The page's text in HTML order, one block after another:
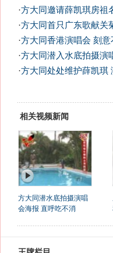
·方大同邀请薛凯琪房祖
·方大同首只广东歌献关
·方大同香港演唱会 刻
·方大同潜入水底拍摄演
·方大同处处维护薛凯琪
相关视频新闻
方大同潜水底拍摄演唱
会海报 直呼吃不消